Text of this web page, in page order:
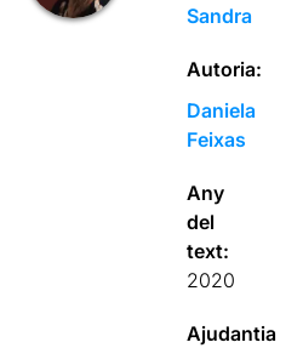
Sandra
Autoria:
Daniela
Feixas
Any
del
text:
2020
Ajudantia